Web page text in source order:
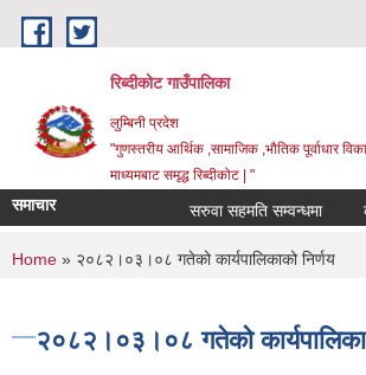
Skip to main content
रिब्दीकोट गाउँपालिका
लुम्बिनी प्रदेश
"गुणस्तरीय आर्थिक ,सामाजिक ,भौतिक पूर्वाधार
माध्यमबाट समृद्ध रिब्दीकोट | "
समाचार सरुवा सहमति सम्वन्धमा
You are here
Home » २०८२।०३।०८ गतेको कार्यपालिकाको निर्णय
२०८२।०३।०८ गतेको